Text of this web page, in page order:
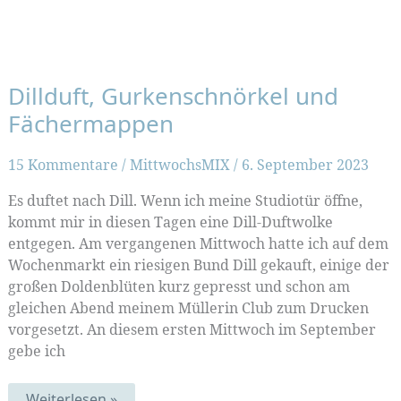
Dillduft, Gurkenschnörkel und
Fächermappen
15 Kommentare /MittwochsMIX/ 6. September 2023
Es duftet nach Dill. Wenn ich meine Studiotür öffne,
kommt mir in diesen Tagen eine Dill-Duftwolke
entgegen. Am vergangenen Mittwoch hatte ich auf dem
Wochenmarkt ein riesigen Bund Dill gekauft, einige der
großen Doldenblüten kurz gepresst und schon am
gleichen Abend meinem Müllerin Club zum Drucken
vorgesetzt. An diesem ersten Mittwoch im September
gebe ich